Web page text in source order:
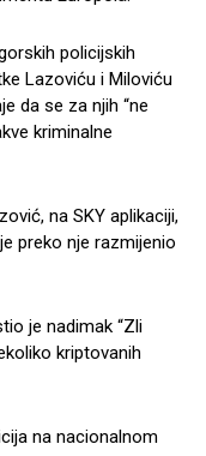
policijskih
Lazoviću i Miloviću
da se za njih “ne
kriminalne
na SKY aplikaciji,
preko nje razmijenio
je nadimak “Zli
kriptovanih
na nacionalnom